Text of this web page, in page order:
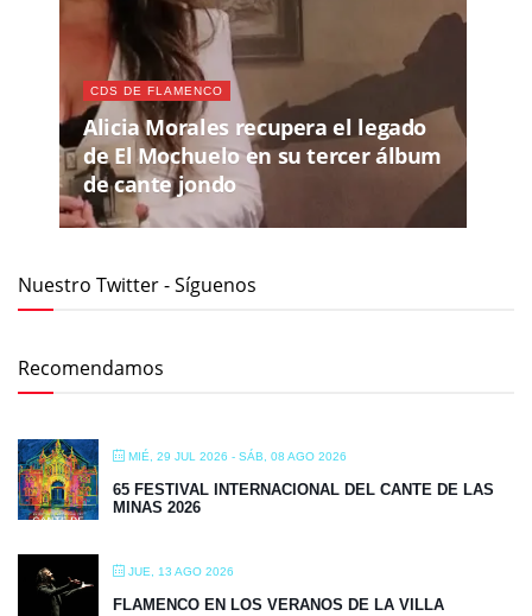
CDS DE FLAMENCO
Alicia Morales recupera el legado
de El Mochuelo en su tercer álbum
de cante jondo
Nuestro Twitter - Síguenos
Recomendamos
MIÉ, 29 JUL 2026 - SÁB, 08 AGO 2026
65 FESTIVAL INTERNACIONAL DEL CANTE DE LAS
MINAS 2026
JUE, 13 AGO 2026
FLAMENCO EN LOS VERANOS DE LA VILLA